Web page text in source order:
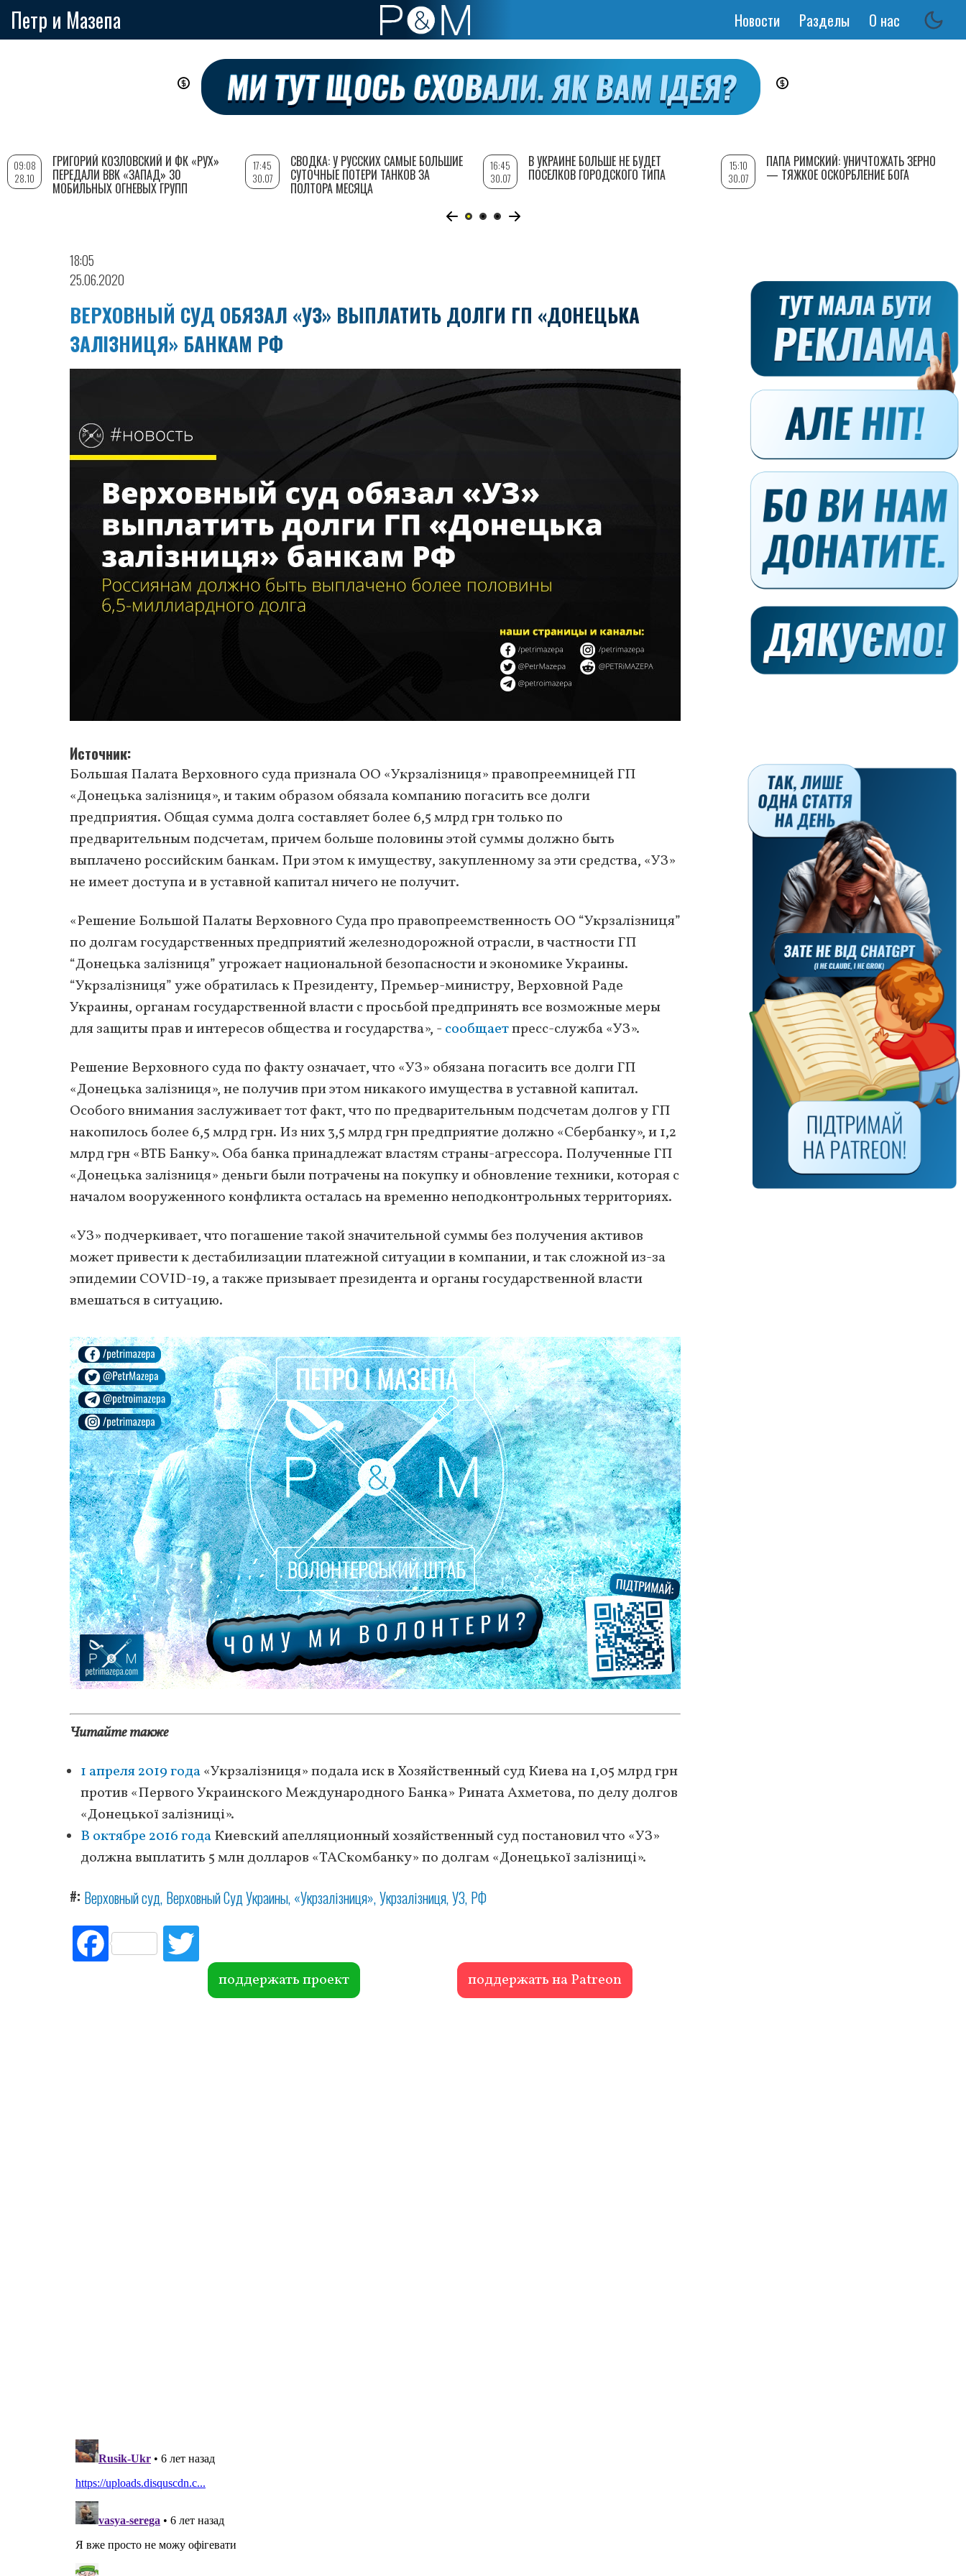
Петр и Мазепа
Основная
Новости Разделы О нас
18:05
25.06.2020
ВЕРХОВНЫЙ СУД ОБЯЗАЛ «УЗ» ВЫПЛАТИТЬ ДОЛГИ ГП «ДОНЕЦЬКА
ЗАЛІЗНИЦЯ» БАНКАМ РФ
Источник
Большая Палата Верховного суда признала ОО «Укрзалізниця» правопреемницей ГП
«Донецька залізниця», и таким образом обязала компанию погасить все долги
предприятия. Общая сумма долга составляет более 6,5 млрд грн только по
предварительным подсчетам, причем больше половины этой суммы должно быть
выплачено российским банкам. При этом к имуществу, закупленному за эти средства, «УЗ»
не имеет доступа и в уставной капитал ничего не получит.
«Решение Большой Палаты Верховного Суда про правопреемственность ОО “Укрзалізниця”
по долгам государственных предприятий железнодорожной отрасли, в частности ГП
“Донецька залізниця” угрожает национальной безопасности и экономике Украины.
“Укрзалізниця” уже обратилась к Президенту, Премьер-министру, Верховной Раде
Украины, органам государственной власти с просьбой предпринять все возможные меры
для защиты прав и интересов общества и государства», - сообщаетпресс-служба «УЗ».
Решение Верховного суда по факту означает, что «УЗ» обязана погасить все долги ГП
«Донецька залізниця», не получив при этом никакого имущества в уставной капитал.
Особого внимания заслуживает тот факт, что по предварительным подсчетам долгов у ГП
накопилось более 6,5 млрд грн. Из них 3,5 млрд грн предприятие должно «Сбербанку», и 1,2
млрд грн «ВТБ Банку». Оба банка принадлежат властям страны-агрессора. Полученные ГП
«Донецька залізниця» деньги были потрачены на покупку и обновление техники, которая с
началом вооруженного конфликта осталась на временно неподконтрольных территориях.
«УЗ» подчеркивает, что погашение такой значительной суммы без получения активов
может привести к дестабилизации платежной ситуации в компании, и так сложной из-за
эпидемии COVID-19, а также призывает президента и органы государственной власти
вмешаться в ситуацию.
Читайте также
1 апреля 2019 года«Укрзалізниця» подала иск в Хозяйственный суд Киева на 1,05 млрд грн
против «Первого Украинского Международного Банка» Рината Ахметова, по делу долгов
«Донецької залізниці».
В октябре 2016 годаКиевский апелляционный хозяйственный суд постановил что «УЗ»
должна выплатить 5 млн долларов «ТАСкомбанку» по долгам «Донецької залізниці».
# Верховный суд Верховный Суд Украины «Укрзалізниця» Укрзалізниця УЗ РФ
Fac
ebo itte
r поддержать проект поддержать на Patreon
09:08
28.10
ГРИГОРИЙ КОЗЛОВСКИЙ И ФК «РУХ»
ПЕРЕДАЛИ ВВК «ЗАПАД» 30
МОБИЛЬНЫХ ОГНЕВЫХ ГРУПП
17:45
30.07
СВОДКА: У РУССКИХ САМЫЕ БОЛЬШИЕ
СУТОЧНЫЕ ПОТЕРИ ТАНКОВ ЗА
ПОЛТОРА МЕСЯЦА
16:45
30.07
В УКРАИНЕ БОЛЬШЕ НЕ БУДЕТ
ПОСЕЛКОВ ГОРОДСКОГО ТИПА
15:10
30.07
ПАПА РИМСКИЙ: УНИЧТОЖАТЬ ЗЕРНО
— ТЯЖКОЕ ОСКОРБЛЕНИЕ БОГА